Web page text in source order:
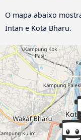
O mapa abaixo
Intan e Kota Bharu.